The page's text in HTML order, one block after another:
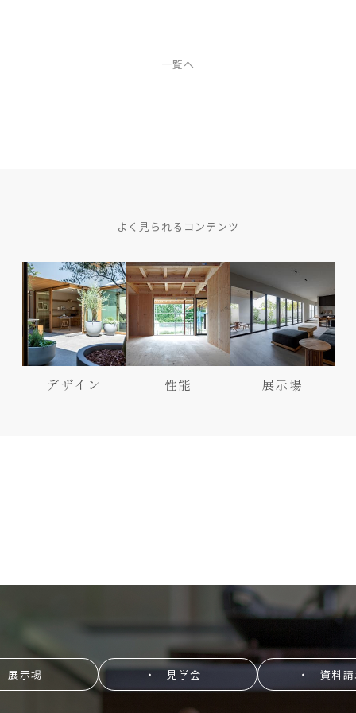
一覧へ
よく見られるコンテンツ
デザイン 性能 展示場
示場 ・ 見学会 ・ 資料請